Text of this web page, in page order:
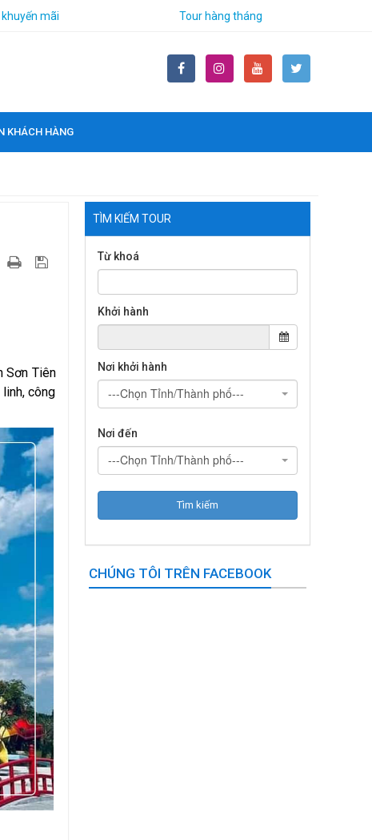
KHÁCH HÀNG
mãi Tour hàng tháng
Sơn Tiên
công
TÌM KIẾM TOUR
Từ khoá
Khởi hành
Nơi khởi hành
---Chọn Tỉnh/Thành phố---
Nơi đến
---Chọn Tỉnh/Thành phố---
CHÚNG TÔI TRÊN FACEBOOK